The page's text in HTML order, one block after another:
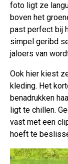
foto ligt ze
boven het
past perfect bij
simpel geribd
jaloers van
Ook hier kiest
kleding. Het
benadrukken
ligt te chillen.
vast met een
hoeft te